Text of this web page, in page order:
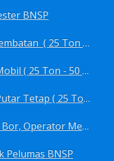
BNSP
Sertifikasi Operator Kran Jembatan ( 25 Ton - 50 Ton - > 50 ) BNSP
Sertifikasi Operator Kran Mobil ( 25 Ton - 50 Ton - > 50 ) BNSP
Sertifikasi Operator Kran Putar Tetap ( 25 Ton - 50 Ton - > 50 ) BNSP
Sertifikasi Operator Lantai Bor, Operator Menara Bor, Juru Bor, Ahli Pengendali Pengeboran BNSP
BNSP